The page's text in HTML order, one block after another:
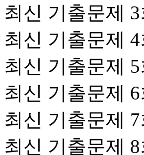
최신 기출문제 3
최신 기출문제 4
최신 기출문제 5
최신 기출문제 6
최신 기출문제 7
최신 기출문제 8